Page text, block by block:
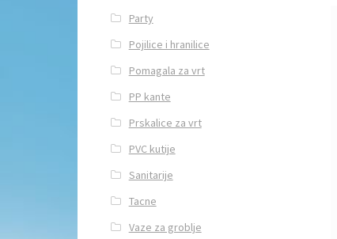
Party
Pojilice i hranilice
Pomagala za vrt
PP kante
Prskalice za vrt
PVC kutije
Sanitarije
Tacne
Vaze za groblje